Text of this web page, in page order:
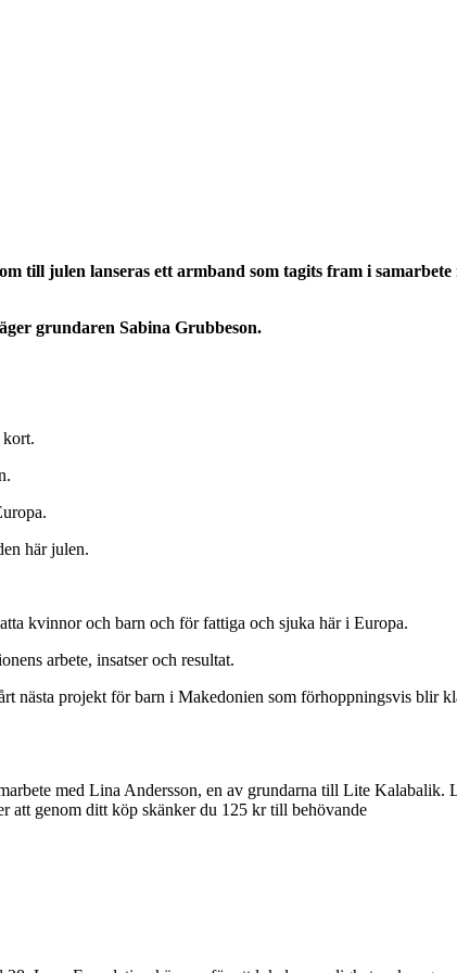
till julen lanseras ett armband som tagits fram i samarbete
grundaren Sabina Grubbeson.
kort.
här julen.
kvinnor och barn och för fattiga och sjuka här i Europa.
arbete, insatser och resultat.
nästa projekt för barn i Makedonien som förhoppningsvis blir
med Lina Andersson, en av grundarna till Lite Kalabalik.
att genom ditt köp skänker du 125 kr till behövande